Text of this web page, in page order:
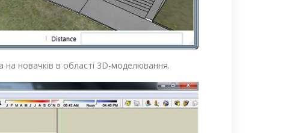
новачків в області 3D-моделювання.